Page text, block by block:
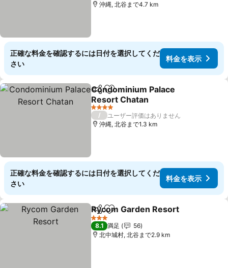
沖縄, 北谷まで4.7 km
正確な料金を確認するには日付を選択してくだ
さい
料金を表示
シェアお気に入りに追加
Condominium Palace
Resort Chatan
料金を表示
4 ホテルのランク
/
ユーザー評価はありません
沖縄, 北谷まで1.3 km
正確な料金を確認するには日付を選択してくだ
さい
料金を表示
シェアお気に入りに追加
Rycom Garden Resort
3 ホテルのランク
8.1 満足
56
北中城村, 北谷まで2.9 km